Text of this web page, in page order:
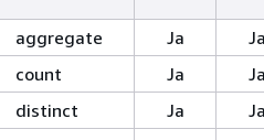
aggregate Ja Ja
count
Ja Ja
distinct
Ja Ja